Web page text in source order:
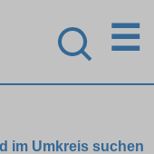
☰
im Umkreis suchen